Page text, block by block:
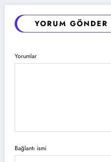
YORUM GÖNDER
Yorumlar
Bağlantı ismi